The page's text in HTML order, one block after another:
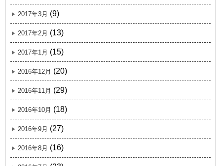
2017年3月 (9)
2017年2月 (13)
2017年1月 (15)
2016年12月 (20)
2016年11月 (29)
2016年10月 (18)
2016年9月 (27)
2016年8月 (16)